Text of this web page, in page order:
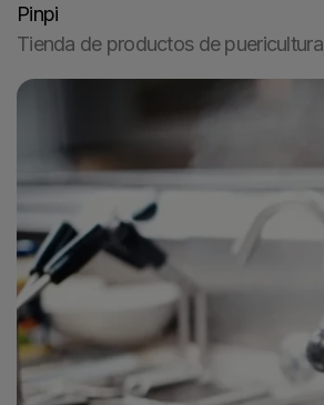
Pinpi
Tienda de productos de puericultura